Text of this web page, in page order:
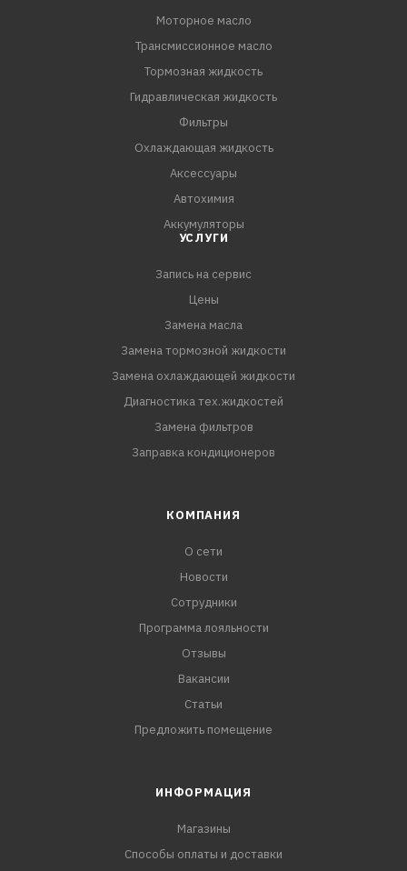
Моторное масло
Трансмиссионное масло
Тормозная жидкость
Гидравлическая жидкость
Фильтры
Охлаждающая жидкость
Аксессуары
Автохимия
Аккумуляторы
УСЛУГИ
Запись на сервис
Цены
Замена масла
Замена тормозной жидкости
Замена охлаждающей жидкости
Диагностика тех.жидкостей
Замена фильтров
Заправка кондиционеров
КОМПАНИЯ
О сети
Новости
Сотрудники
Программа лояльности
Отзывы
Вакансии
Статьи
Предложить помещение
ИНФОРМАЦИЯ
Магазины
Способы оплаты и доставки